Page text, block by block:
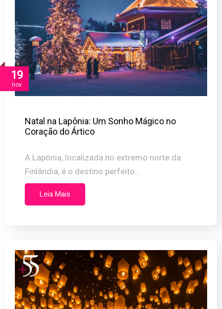
19
nov
Natal na Lapônia: Um Sonho Mágico no
Coração do Ártico
A Lapônia, localizada no extremo norte da
Finlândia, é o destino perfeito…
Leia Mais